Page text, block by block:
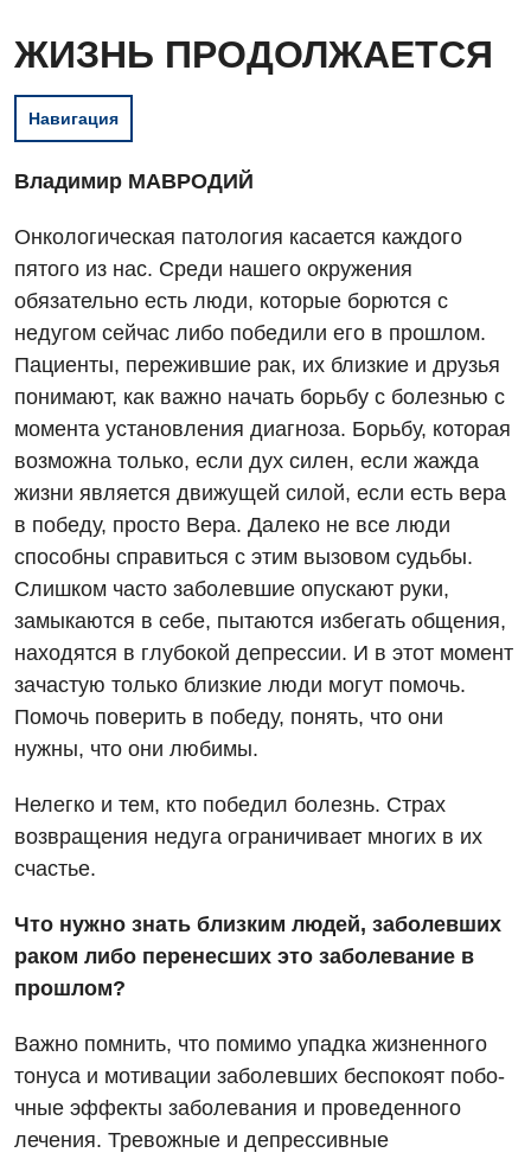
ЖИЗНЬ ПРОДОЛЖАЕТСЯ
Навигация
Владимир МАВРОДИЙ
Онкологическая патология касается каждого
пятого из нас. Среди нашего окружения
обязательно есть люди, которые борются с
недугом сейчас либо победили его в прошлом.
Пациенты, пережившие рак, их близкие и друзья
понимают, как важно начать борьбу с болезнью с
момента установления диагноза. Борьбу, которая
возможна только, если дух силен, если жажда
жизни является движущей силой, если есть вера
в победу, просто Вера. Далеко не все люди
способны справиться с этим вызовом судьбы.
Слишком часто заболевшие опускают руки,
замыкаются в себе, пытаются избегать общения,
находятся в глубокой депрессии. И в этот момент
зачастую только близкие люди могут помочь.
Помочь поверить в победу, понять, что они
нужны, что они любимы.
Нелегко и тем, кто победил болезнь. Страх
возвращения недуга ограничивает многих в их
счастье.
Что нужно знать близким людей, заболевших
раком либо перенесших это заболевание в
прошлом?
Важно помнить, что помимо упадка жизненного
тонуса и мотивации заболевших беспокоят побо-
чные эффекты заболевания и проведенного
лечения. Тревожные и депрессивные